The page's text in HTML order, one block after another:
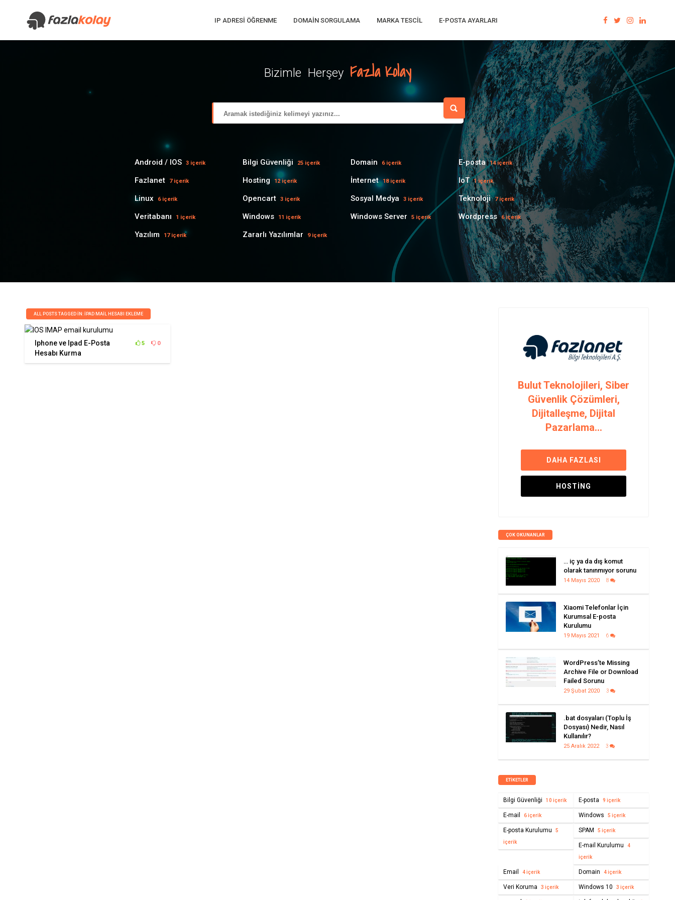
IP ADRESI ÖĞRENME DOMAIN SORGULAMA MARKA TESCIL E-POSTA AYARLARI
Bizimle Herşey Fazla Kolay
Android / IOS 3 içerik Bilgi Güvenliği 25 içerik Domain 6 içerik E-posta 14 içerik
Fazlanet 7 içerik Hosting 12 içerik İnternet 18 içerik IoT 1 içerik
Linux 6 içerik Opencart 3 içerik Sosyal Medya 3 içerik Teknoloji 7 içerik
Veritabanı 1 içerik Windows 11 içerik Windows Server 5 içerik Wordpress 6 içerik
Yazılım 17 içerik Zararlı Yazılımlar 9 içerik
ALL POSTS TAGGED IN: IPAD MAIL HESABI EKLEME
Iphone ve Ipad E-Posta
Hesabı Kurma
5 0
Bulut Teknolojileri, Siber
Güvenlik Çözümleri,
Dijitalleşme, Dijital
Pazarlama...
DAHA FAZLASI
HOSTING
ÇOK OKUNANLAR
… iç ya da dış komut
olarak tanınmıyor sorunu
14 Mayıs 2020 8
Xiaomi Telefonlar İçin
Kurumsal E-posta
Kurulumu
19 Mayıs 2021 6
WordPress’te Missing
Archive File or Download
Failed Sorunu
29 Şubat 2020 3
.bat dosyaları (Toplu İş
Dosyası) Nedir, Nasıl
Kullanılır?
25 Aralık 2022 3
ETIKETLER
Bilgi Güvenliği 10 içerik E-posta 9 içerik
E-mail 6 içerik Windows 5 içerik
E-posta Kurulumu 5
içerik
SPAM 5 içerik
E-mail Kurulumu 4
içerik
Email 4 içerik Domain 4 içerik
Veri Koruma 3 içerik Windows 10 3 içerik